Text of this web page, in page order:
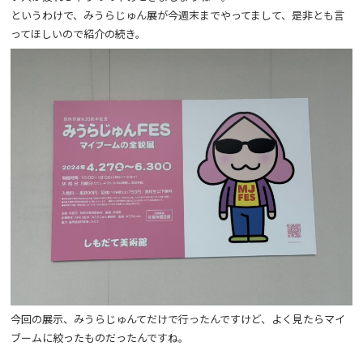
というわけで、みうらじゅん展が今週末までやってまして、是非とも言
ってほしいので紹介の続き。
今回の展示、みうらじゅんてだけで行ったんですけど、よく見たらマイ
ブームに絞ったものだったんですね。